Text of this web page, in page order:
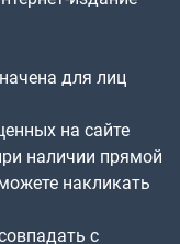
для лиц
на сайте
наличии прямой
накликать
с